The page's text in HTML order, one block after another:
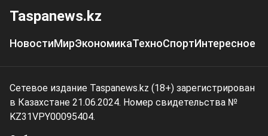
Taspanews.kz
НовостиМирЭкономикаТехноСпортИнтересное
Сетевое издание Taspanews.kz (18+) зарегистрирован
в Казахстане 21.06.2024. Номер свидетельства №
KZ31VPY00095404.